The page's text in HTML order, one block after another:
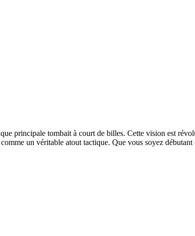
principale tombait à court de billes. Cette vision est
un véritable atout tactique. Que vous soyez